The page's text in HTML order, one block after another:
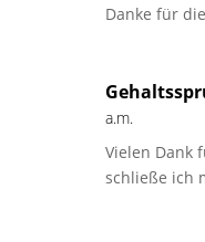
Danke für
a.m.
Vielen Dank
schließe ich